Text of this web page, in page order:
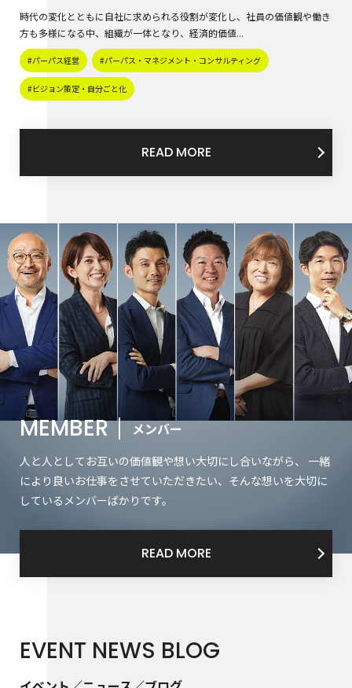
時代の変化とともに自社に求められる役割が変化し、社員の価値観や働き
方も多様になる中、組織が一体となり、経済的価値...
#パーパス経営 #パーパス・マネジメント・コンサルティング
#ビジョン策定・自分ごと化
READ MORE
MEMBER メンバー
人と人としてお互いの価値観や想い大切にし合いながら、 一緒
により良いお仕事をさせていただきたい、そんな想いを大切に
しているメンバーばかりです。
READ MORE
EVENT NEWS BLOG